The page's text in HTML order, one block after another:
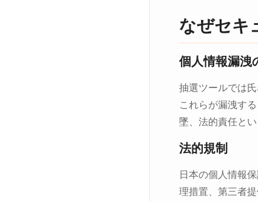
なぜセキ
個人情報漏洩
抽選ツールでは
これらが漏洩す
墜、法的責任と
法的規制
日本の個人情報
理措置、第三者